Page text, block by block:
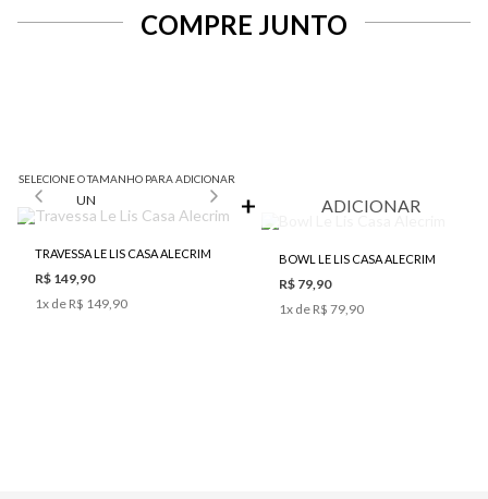
COMPRE JUNTO
SELECIONE O TAMANHO PARA ADICIONAR
UN
TRAVESSA LE LIS CASA ALECRIM
R$ 149,90
1x de R$ 149,90
ADICIONAR
BOWL LE LIS CASA ALECRIM
R$ 79,90
1x de R$ 79,90